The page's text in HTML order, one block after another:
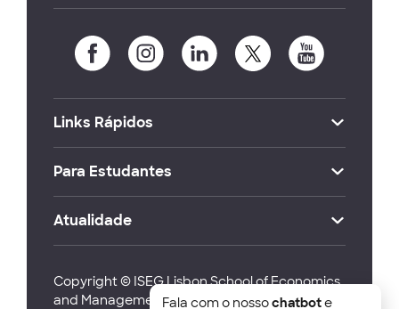
Links Rápidos
Para Estudantes
Atualidade
Copyright © ISEG Lisbon School of Economics
and Management 2026Fala com o nossochatbote